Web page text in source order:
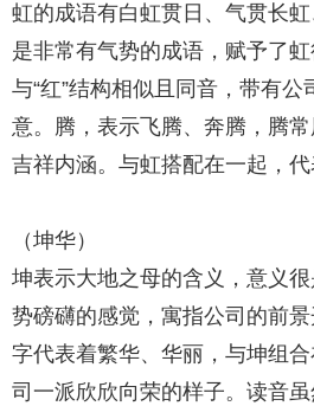
虹的成语有白虹贯日、气贯长
是非常有气势的成语，赋予了
与“红”结构相似且同音，带有
意。腾，表示飞腾、奔腾，腾常
吉祥内涵。与虹搭配在一起，代
（坤华）
坤表示大地之母的含义，意义
势磅礴的感觉，寓指公司的前
字代表着繁华、华丽，与坤组
司一派欣欣向荣的样子。读音